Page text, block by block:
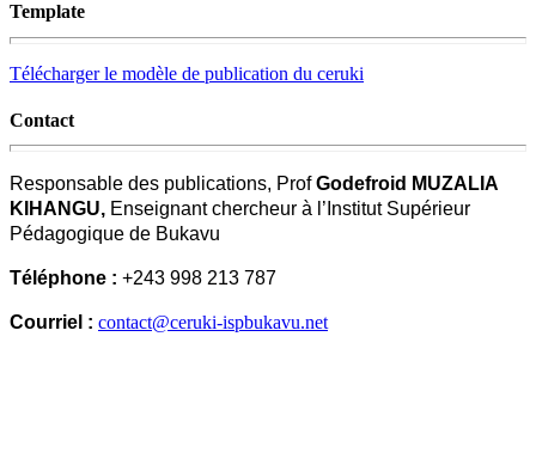
Template
Télécharger le modèle de publication du ceruki
Contact
Responsable des publications, ProfGodefroid MUZALIA
KIHANGU, Enseignant chercheur à l’Institut Supérieur
Pédagogique de Bukavu
Téléphone : +243 998 213 787
Courriel : contact@ceruki-ispbukavu.net